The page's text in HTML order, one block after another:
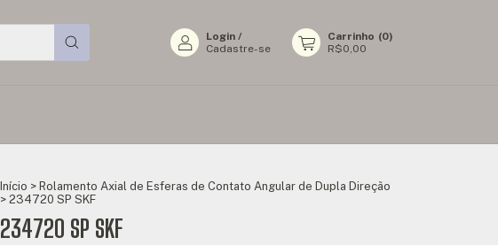
Login /
Cadastre-se
Carrinho (0)
R$0,00
Início > Rolamento Axial de Esferas de Contato Angular de Dupla Direção
> 234720 SP SKF
234720 SP SKF